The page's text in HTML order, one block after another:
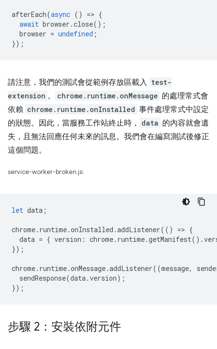
afterEach(async () => {
await browser .close();
browser = undefined ;
});
請注意，我們的測試會從範例存放區載入 test-
extension 。 chrome.runtime.onMessage 的處理常式會
依賴 chrome.runtime.onInstalled 事件處理常式中設定
的狀態。因此，當服務工作站終止時，
data 的內容就會遺
失，且無法回應任何未來的訊息。我們會在編寫測試後修正
這個問題。
service-worker-broken.js:
let data ;
chrome. runtime.onInstalled .addListener(() => {
data = { version : chrome. runtime.getManifest().
});
chrome. runtime.onMessage.addListener((message,
sendResponse(data.version);
});
步驟 2：安裝依附元件